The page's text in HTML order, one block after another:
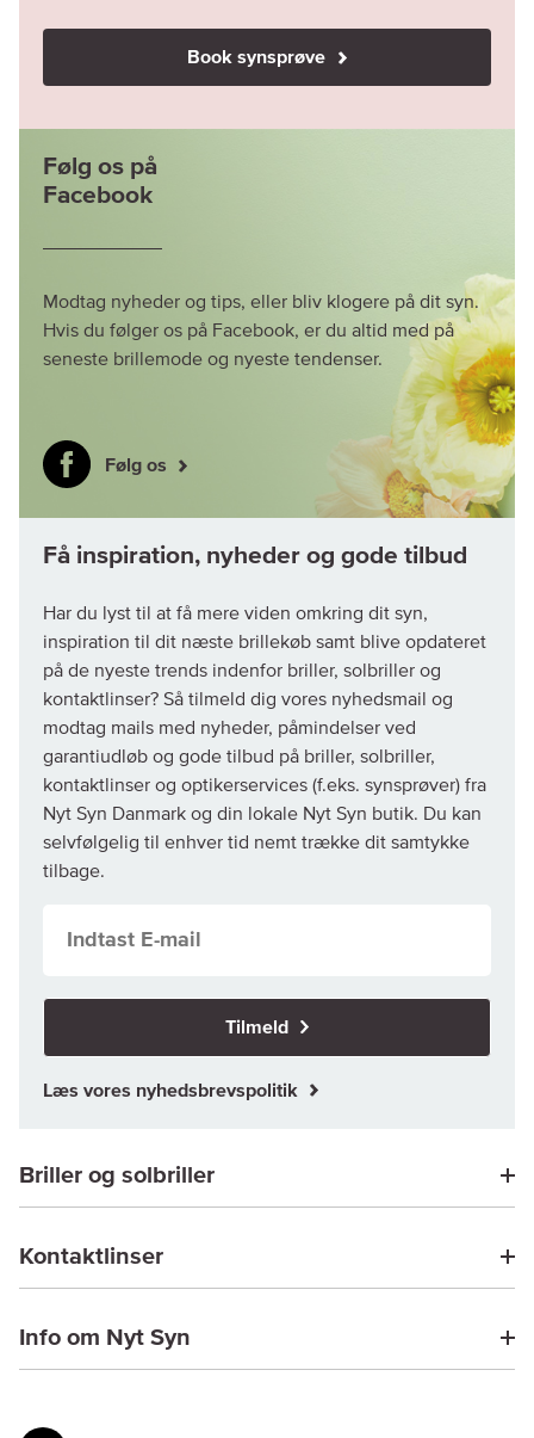
Book synsprøve
Følg os på
Facebook
Modtag nyheder og tips, eller bliv klogere på dit syn.
Hvis du følger os på Facebook, er du altid med på
seneste brillemode og nyeste tendenser.
Følg os
Har du lyst til at få mere viden omkring dit syn,
inspiration til dit næste brillekøb samt blive opdateret
på de nyeste trends indenfor briller, solbriller og
kontaktlinser? Så tilmeld dig vores nyhedsmail og
modtag mails med nyheder, påmindelser ved
garantiudløb og gode tilbud på briller, solbriller,
kontaktlinser og optikerservices (f.eks. synsprøver) fra
Nyt Syn Danmark og din lokale Nyt Syn butik. Du kan
selvfølgelig til enhver tid nemt trække dit samtykke
tilbage.
Tilmeld
Læs vores nyhedsbrevspolitik
Briller og solbriller
Kontaktlinser
Info om Nyt Syn